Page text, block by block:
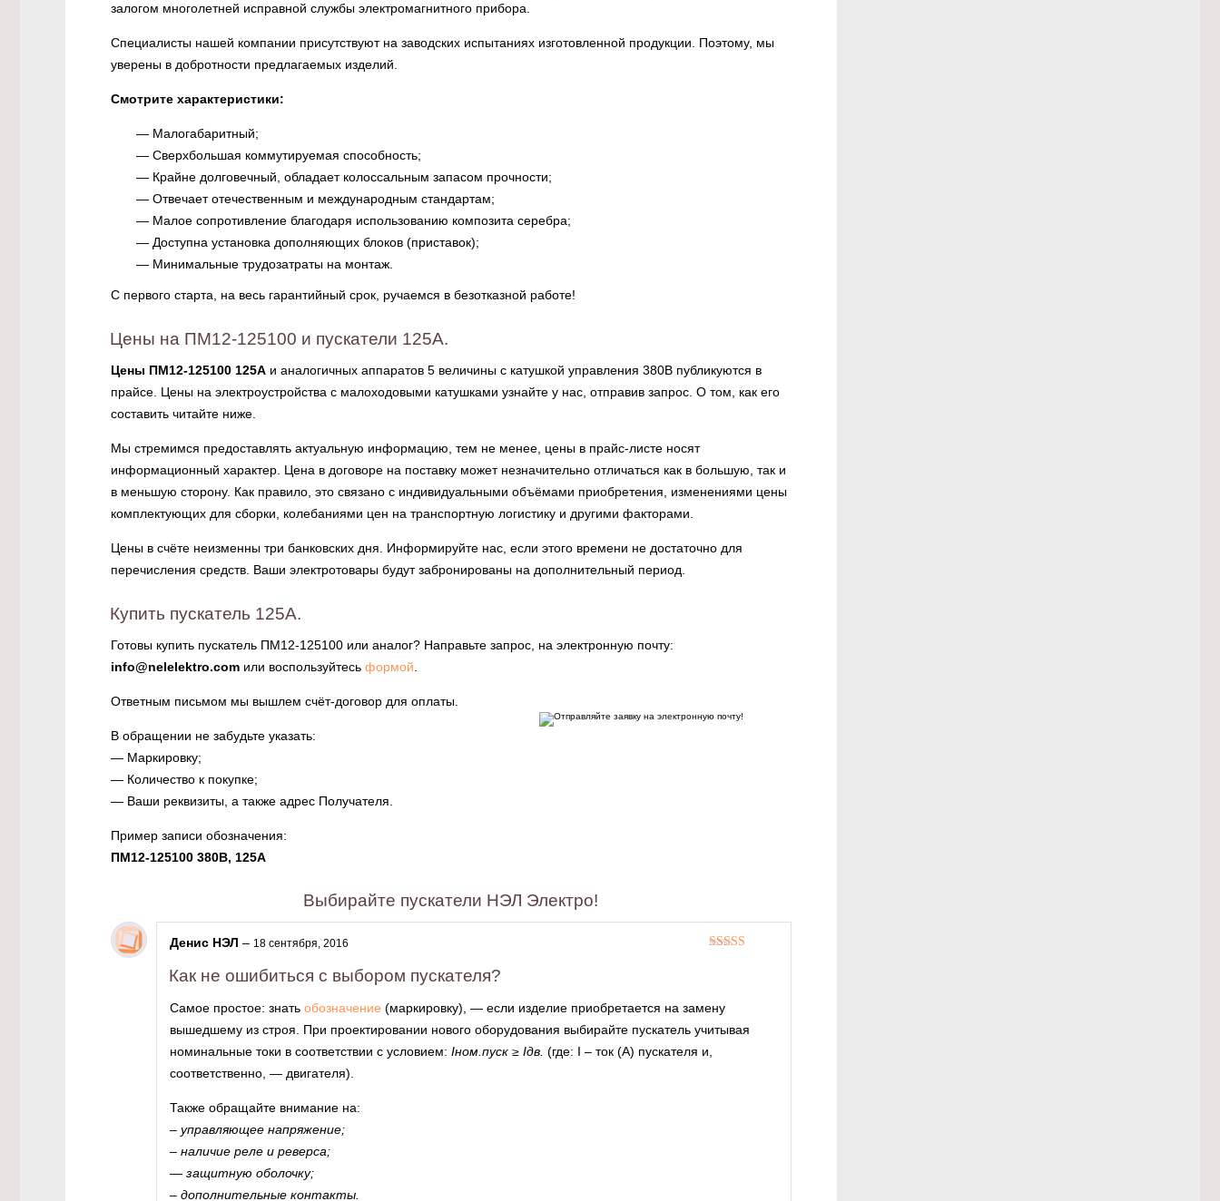
залогом многолетней исправной службы электромагнитного прибора.
Специалисты нашей компании присутствуют на заводских испытаниях изготовленной продукции. Поэтому, мы
уверены в добротности предлагаемых изделий.
Смотрите характеристики:
— Малогабаритный;
— Сверхбольшая коммутируемая способность;
— Крайне долговечный, обладает колоссальным запасом прочности;
— Отвечает отечественным и международным стандартам;
— Малое сопротивление благодаря использованию композита серебра;
— Доступна установка дополняющих блоков (приставок);
— Минимальные трудозатраты на монтаж.
С первого старта, на весь гарантийный срок, ручаемся в безотказной работе!
Цены на ПМ12-125100 и пускатели 125А.
Цены ПМ12-125100 125А и аналогичных аппаратов 5 величины с катушкой управления 380В публикуются в
прайсе. Цены на электроустройства с малоходовыми катушками узнайте у нас, отправив запрос. О том, как его
составить читайте ниже.
Мы стремимся предоставлять актуальную информацию, тем не менее, цены в прайс-листе носят
информационный характер. Цена в договоре на поставку может незначительно отличаться как в большую, так и
в меньшую сторону. Как правило, это связано с индивидуальными объёмами приобретения, изменениями цены
комплектующих для сборки, колебаниями цен на транспортную логистику и другими факторами.
Цены в счёте неизменны три банковских дня. Информируйте нас, если этого времени не достаточно для
перечисления средств. Ваши электротовары будут забронированы на дополнительный период.
Купить пускатель 125А.
Готовы купить пускатель ПМ12-125100 или аналог? Направьте запрос, на электронную почту:
info@nelelektro.com или воспользуйтесь формой
Ответным письмом мы вышлем счёт-договор для оплаты.
В обращении не забудьте указать:
— Маркировку;
— Количество к покупке;
— Ваши реквизиты, а также адрес Получателя.
Пример записи обозначения:
ПМ12-125100 380В, 125А
Выбирайте пускатели НЭЛ Электро!
Денис НЭЛ – 18 сентября, 2016
Как не ошибиться с выбором пускателя?
Самое простое: знать обозначение (маркировку), — если изделие приобретается на замену
вышедшему из строя. При проектировании нового оборудования выбирайте пускатель учитывая
номинальные токи в соответствии с условием: Iном.пуск ≥ Iдв. (где: I – ток (А) пускателя и,
соответственно, — двигателя).
Также обращайте внимание на:
– управляющее напряжение;
– наличие реле и реверса;
— защитную оболочку;
– дополнительные контакты.